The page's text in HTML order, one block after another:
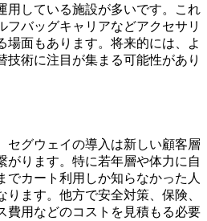
用している施設が多いです。これ
フバッグキャリアなどアクセサリ
場面もあります。将来的には、よ
技術に注目が集まる可能性があり
セグウェイの導入は新しい顧客層
がります。特に若年層や体力に自
でカート利用しか知らなかった人
ます。他方で安全対策、保険、
費用などのコストを見積もる必要